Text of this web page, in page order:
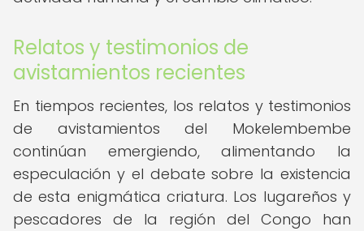
Relatos y testimonios de
avistamientos recientes
En tiempos recientes, los relatos y testimonios
de avistamientos del Mokelembembe
continúan emergiendo, alimentando la
especulación y el debate sobre la existencia
de esta enigmática criatura. Los lugareños y
pescadores de la región del Congo han